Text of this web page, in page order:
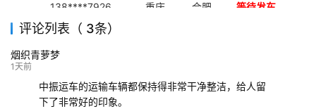
138****7926 重庆 合肥 等待发车
139****9233
评论列表（ 3条）
烟织青萝梦
1天前
中振运车的运输车辆都保持得非常干净整洁，给人留
下了非常好的印象。